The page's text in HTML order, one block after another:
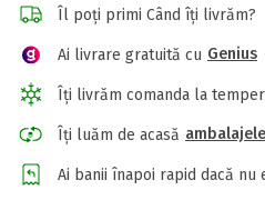
Îl poți primi Când îți livrăm?
Ai livrare gratuită cu Genius
Îți livrăm comanda la
Îți luăm de acasă
Ai banii înapoi rapid dacă nu